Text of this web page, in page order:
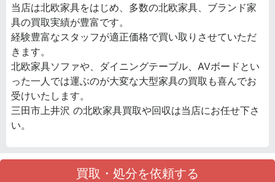
当店は北欧家具をはじめ、多数の北欧家具、ブランド家
具の買取実績が豊富です。
経験豊富なスタッフが適正価格で買い取りさせていただ
きます。
北欧家具ソファや、ダイニングテーブル、AVボードとい
った一人では運ぶのが大変な大型家具の買取も喜んでお
受けいたします。
三田市上井沢 の北欧家具買取や回収は当店にお任せ下さ
い。
買取・処分を依頼する